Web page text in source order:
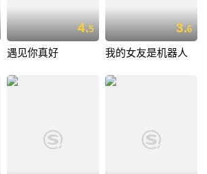
4.5
遇见你真好
3.6
我的女友是机器人